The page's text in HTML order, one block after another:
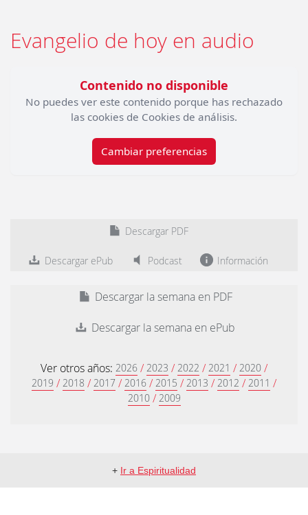
Evangelio de hoy en audio
Contenido no disponible
No puedes ver este contenido porque has rechazado
las cookies de Cookies de análisis.
Cambiar preferencias
Descargar PDF
Descargar ePub Podcast Información
Descargar la semana en PDF
Descargar la semana en ePub
Ver otros años: 2026 / 2023 / 2022 / 2021 / 2020 /
2019 / 2018 / 2017 / 2016 / 2015 / 2013 / 2012 / 2011 /
2010 / 2009
+ Ir a Espiritualidad